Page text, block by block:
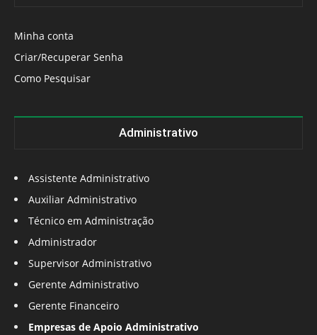
Minha conta
Criar/Recuperar Senha
Como Pesquisar
Administrativo
Assistente Administrativo
Auxiliar Administrativo
Técnico em Administração
Administrador
Supervisor Administrativo
Gerente Administrativo
Gerente Financeiro
Empresas de Apoio Administrativo